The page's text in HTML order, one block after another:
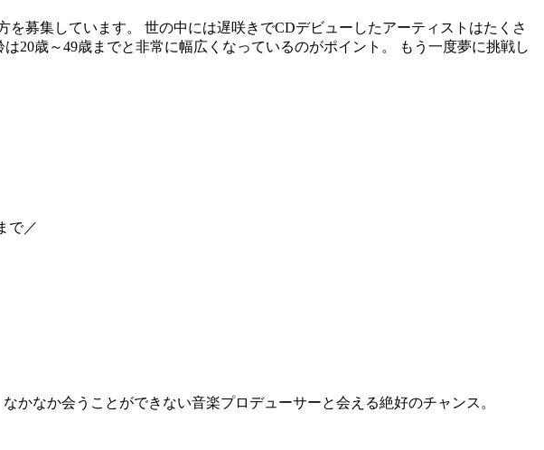
募集しています。 世の中には遅咲きでCDデビューしたアーティストはたくさ
20歳～49歳までと非常に幅広くなっているのがポイント。
もう一度夢に挑戦し
で／
かなか会うことができない音楽プロデューサーと会える絶好のチャンス。